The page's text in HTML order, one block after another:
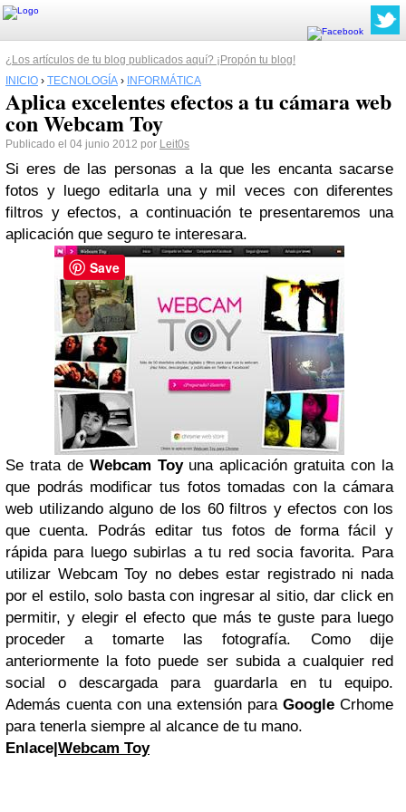
¿Los artículos de tu blog publicados aquí? ¡Propón tu blog!
INICIO › TECNOLOGÍA › INFORMÁTICA
Aplica excelentes efectos a tu cámara web
con Webcam Toy
Publicado el 04 junio 2012 por Leit0s
Si eres de las personas a la que les encanta sacarse
fotos y luego editarla una y mil veces con diferentes
filtros y efectos, a continuación te presentaremos una
aplicación que seguro te interesara.
Se trata de Webcam Toy una aplicación gratuita con la
que podrás modificar tus fotos tomadas con la cámara
web utilizando alguno de los 60 filtros y efectos con los
que cuenta. Podrás editar tus fotos de forma fácil y
rápida para luego subirlas a tu red socia favorita. Para
utilizar Webcam Toy no debes estar registrado ni nada
por el estilo, solo basta con ingresar al sitio, dar click en
permitir, y elegir el efecto que más te guste para luego
proceder a tomarte las fotografía.
Como dije
anteriormente la foto puede ser subida a cualquier red
social o descargada para guardarla en tu equipo.
Además cuenta con una extensión para Google Crhome
para tenerla siempre al alcance de tu mano.
Enlace|Webcam Toy
Save